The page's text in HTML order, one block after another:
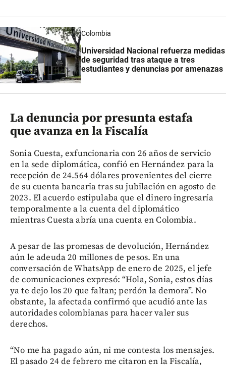
Colombia
Universidad Nacional refuerza medidas
de seguridad tras ataque a tres
estudiantes y denuncias por amenazas
La denuncia por presunta estafa
que avanza en la Fiscalía
Sonia Cuesta, exfuncionaria con 26 años de servicio
en la sede diplomática, confió en Hernández para la
recepción de 24.564 dólares provenientes del cierre
de su cuenta bancaria tras su jubilación en agosto de
2023. El acuerdo estipulaba que el dinero ingresaría
temporalmente a la cuenta del diplomático
mientras Cuesta abría una cuenta en Colombia.
A pesar de las promesas de devolución, Hernández
aún le adeuda 20 millones de pesos. En una
conversación de WhatsApp de enero de 2025, el jefe
de comunicaciones expresó: “Hola, Sonia, estos días
ya te dejo los 20 que faltan; perdón la demora”. No
obstante, la afectada confirmó que acudió ante las
autoridades colombianas para hacer valer sus
derechos.
“No me ha pagado aún, ni me contesta los mensajes.
El pasado 24 de febrero me citaron en la Fiscalía,